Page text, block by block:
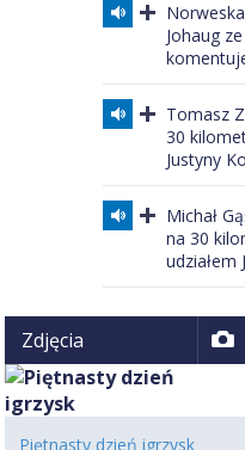
Johaug
Tomasz
30
Justyny
Michał
na 30
udziałem
Zdjęcia
Piętnasty dzień igrzysk